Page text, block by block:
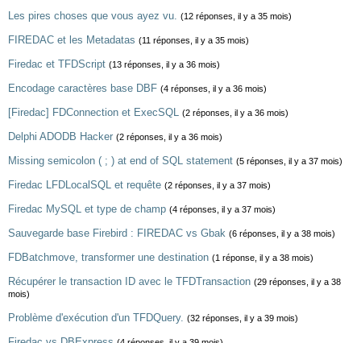
Les pires choses que vous ayez vu. (12 réponses, il y a 35 mois)
FIREDAC et les Metadatas (11 réponses, il y a 35 mois)
Firedac et TFDScript (13 réponses, il y a 36 mois)
Encodage caractères base DBF (4 réponses, il y a 36 mois)
[Firedac] FDConnection et ExecSQL (2 réponses, il y a 36 mois)
Delphi ADODB Hacker (2 réponses, il y a 36 mois)
Missing semicolon ( ; ) at end of SQL statement (5 réponses, il y a 37 mois)
Firedac LFDLocalSQL et requête (2 réponses, il y a 37 mois)
Firedac MySQL et type de champ (4 réponses, il y a 37 mois)
Sauvegarde base Firebird : FIREDAC vs Gbak (6 réponses, il y a 38 mois)
FDBatchmove, transformer une destination (1 réponse, il y a 38 mois)
Récupérer le transaction ID avec le TFDTransaction (29 réponses, il y a 38
mois)
Problème d'exécution d'un TFDQuery. (32 réponses, il y a 39 mois)